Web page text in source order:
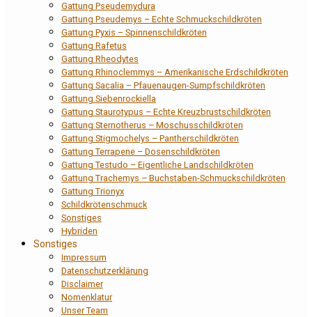
Gattung Pseudemydura
Gattung Pseudemys – Echte Schmuckschildkröten
Gattung Pyxis – Spinnenschildkröten
Gattung Rafetus
Gattung Rheodytes
Gattung Rhinoclemmys – Amerikanische Erdschildkröten
Gattung Sacalia – Pfauenaugen-Sumpfschildkröten
Gattung Siebenrockiella
Gattung Staurotypus – Echte Kreuzbrustschildkröten
Gattung Sternotherus – Moschusschildkröten
Gattung Stigmochelys – Pantherschildkröten
Gattung Terrapene – Dosenschildkröten
Gattung Testudo – Eigentliche Landschildkröten
Gattung Trachemys – Buchstaben-Schmuckschildkröten
Gattung Trionyx
Schildkrötenschmuck
Sonstiges
Hybriden
Sonstiges
Impressum
Datenschutzerklärung
Disclaimer
Nomenklatur
Unser Team